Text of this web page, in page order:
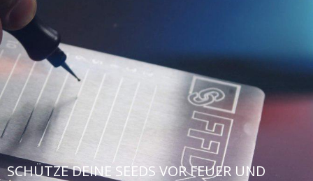
SCHÜTZE DEINE SEEDS VOR FEUER UND